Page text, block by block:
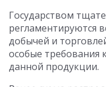
Государством
регламентируются
добычей и
особые требования
данной продукции.